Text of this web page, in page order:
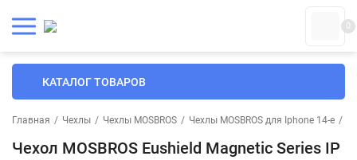
0
КАТАЛОГ ТОВАРОВ
Главная / Чехлы / Чехлы MOSBROS / Чехлы MOSBROS для Iphone 14-е /
Чехол MOSBROS Eushield Magnetic Series IP